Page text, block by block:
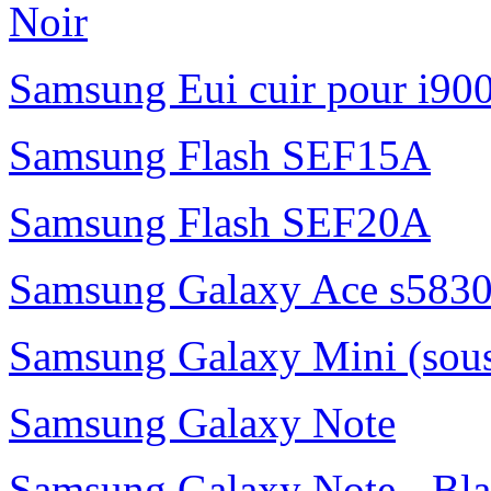
Noir
Samsung Eui cuir pour
Samsung Flash SEF15A
Samsung Flash SEF20A
Samsung Galaxy Ace
Samsung Galaxy Mini
Samsung Galaxy Note